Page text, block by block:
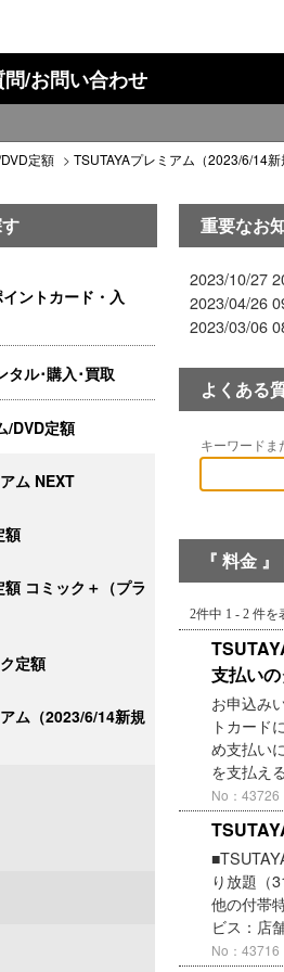
/お問い合わせ
定額 > TSUTAYAプレミアム（2023/6/14新
ントカード・入
タル･購入･買取
/DVD定額
ム NEXT
額
コミック＋（プラ
定額
ム（2023/6/14新規
重要なお
2023/10/27
2023/04/26
2023/03/06
よくある
キーワードま
『 料金
2件中 1 - 2 件を
支払い
お申込み
トカード
め支払い
を支払え
No：43726
り放題
他の付帯
ビス：店
No：43716